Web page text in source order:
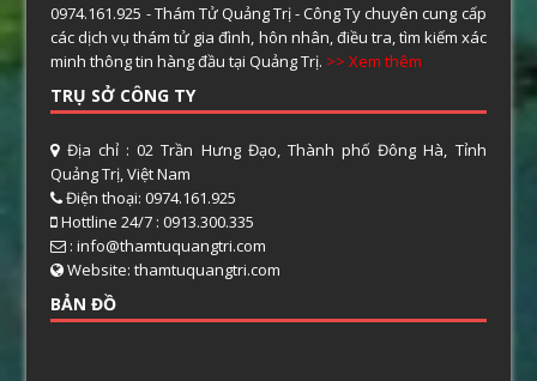
0974.161.925 - Thám Tử Quảng Trị - Công Ty chuyên cung cấp
các dịch vụ thám tử gia đình, hôn nhân, điều tra, tìm kiếm xác
minh thông tin hàng đầu tại Quảng Trị. >> Xem thêm
TRỤ SỞ CÔNG TY
Địa chỉ : 02 Trần Hưng Đạo, Thành phố Đông Hà, Tỉnh
Quảng Trị, Việt Nam
Điện thoại: 0974.161.925
Hottline 24/7 : 0913.300.335
: info@thamtuquangtri.com
Website: thamtuquangtri.com
BẢN ĐỒ